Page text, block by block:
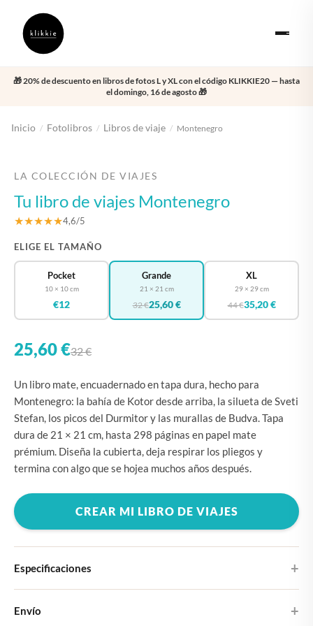
🎁 20% de descuento en libros de fotos L y XL con el código KLIKKIE20 — hasta
el domingo, 16 de agosto 🎁
Inicio / Fotolibros / Libros de viaje / Montenegro
LA COLECCIÓN DE VIAJES
Tu libro de viajes Montenegro
★★★★★4,6/5
ELIGE EL TAMAÑO
Pocket
10 × 10 cm
€12
Grande
21 × 21 cm
32 €25,60 €
XL
29 × 29 cm
44 €35,20 €
25,60 €32 €
Un libro mate, encuadernado en tapa dura, hecho para
Montenegro: la bahía de Kotor desde arriba, la silueta de Sveti
Stefan, los picos del Durmitor y las murallas de Budva. Tapa
dura de 21 × 21 cm, hasta 298 páginas en papel mate
prémium. Diseña la cubierta, deja respirar los pliegos y
termina con algo que se hojea muchos años después.
CREAR MI LIBRO DE VIAJES
Especificaciones
Elige entre cuatro diseños de portada
Envío